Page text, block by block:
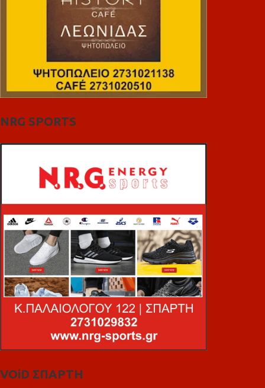
NRG SPORTS
VOiD ΣΠΑΡΤΗ